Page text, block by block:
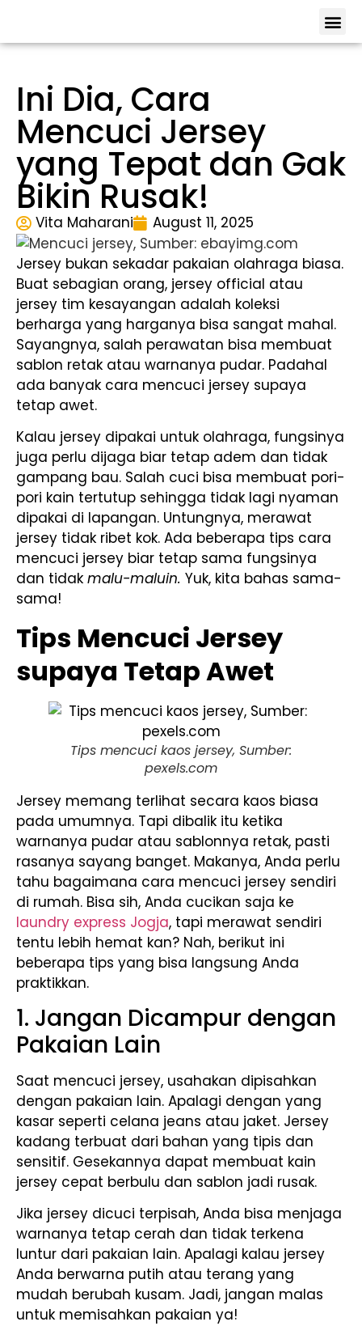
Ini Dia, Cara
Mencuci Jersey
yang Tepat dan Gak
Bikin Rusak!
Vita Maharani August 11, 2025
Jersey bukan sekadar pakaian olahraga biasa.
Buat sebagian orang, jersey official atau
jersey tim kesayangan adalah koleksi
berharga yang harganya bisa sangat mahal.
Sayangnya, salah perawatan bisa membuat
sablon retak atau warnanya pudar. Padahal
ada banyak cara mencuci jersey supaya
tetap awet.
Kalau jersey dipakai untuk olahraga, fungsinya
juga perlu dijaga biar tetap adem dan tidak
gampang bau. Salah cuci bisa membuat pori-
pori kain tertutup sehingga tidak lagi nyaman
dipakai di lapangan. Untungnya, merawat
jersey tidak ribet kok. Ada beberapa tips cara
mencuci jersey biar tetap sama fungsinya
dan tidak malu-maluin. Yuk, kita bahas sama-
sama!
Tips Mencuci Jersey
supaya Tetap Awet
Tips mencuci kaos jersey, Sumber:
pexels.com
Jersey memang terlihat secara kaos biasa
pada umumnya. Tapi dibalik itu ketika
warnanya pudar atau sablonnya retak, pasti
rasanya sayang banget. Makanya, Anda perlu
tahu bagaimana cara mencuci jersey sendiri
di rumah. Bisa sih, Anda cucikan saja ke
laundry express Jogja, tapi merawat sendiri
tentu lebih hemat kan? Nah, berikut ini
beberapa tips yang bisa langsung Anda
praktikkan.
1. Jangan Dicampur dengan
Pakaian Lain
Saat mencuci jersey, usahakan dipisahkan
dengan pakaian lain. Apalagi dengan yang
kasar seperti celana jeans atau jaket. Jersey
kadang terbuat dari bahan yang tipis dan
sensitif. Gesekannya dapat membuat kain
jersey cepat berbulu dan sablon jadi rusak.
Jika jersey dicuci terpisah, Anda bisa menjaga
warnanya tetap cerah dan tidak terkena
luntur dari pakaian lain. Apalagi kalau jersey
Anda berwarna putih atau terang yang
mudah berubah kusam. Jadi, jangan malas
untuk memisahkan pakaian ya!